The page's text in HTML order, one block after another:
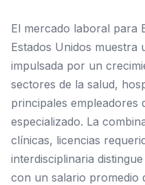
El mercado laboral para
Estados Unidos muestra
impulsada por un
sectores de la salud,
principales empleadores
especializado. La
clínicas, licencias
interdisciplinaria
con un salario promedio